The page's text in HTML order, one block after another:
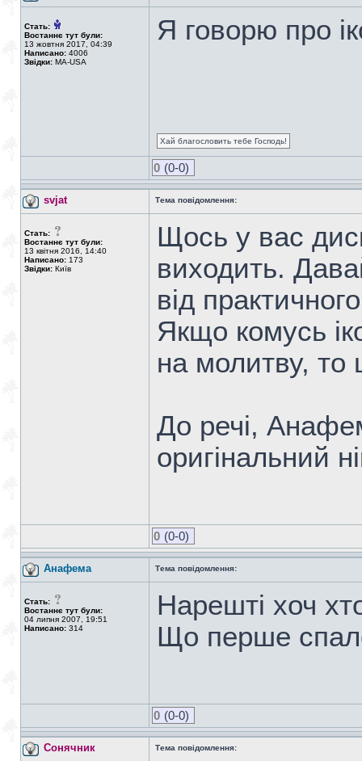
Стать:
Востаннє тут були:
13 жовтня 2017, 04:39
Написано: 4006
Звідки: MA-USA
Я говорю про
Хай благословить тебе Господь!
0 (0-0)
svjat Тема повідомлення:
Стать:
Востаннє тут були:
13 квітня 2016, 14:40
Написано: 173
Звідки: Київ
Щось у вас
виходить.
від
Якщо комусь
на молитву, то
До речі,
оригінальний
0 (0-0)
Анафема Тема повідомлення:
Стать:
Востаннє тут були:
04 липня 2007, 19:51
Написано: 314
Нарешті хоч
Що перше
0 (0-0)
Сонячник Тема повідомлення: